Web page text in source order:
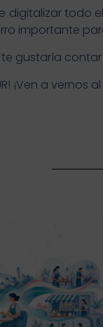
digitalizar todo
importante
te gustaría
¡Ven a vernos